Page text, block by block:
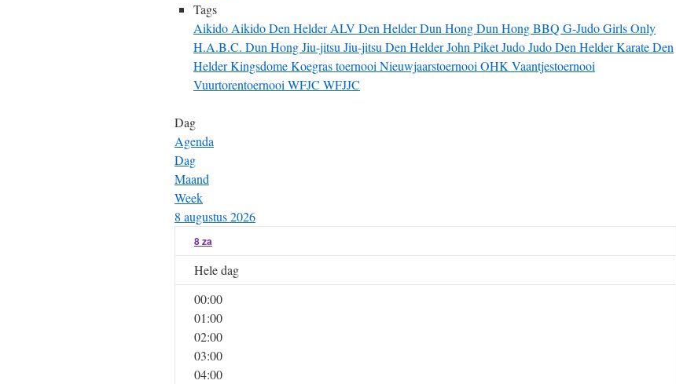
Tags
Aikido Aikido Den HelderALV Den HelderDun HongDun Hong BBQ G-JudoGirls Only
H.A.B.C. Dun HongJiu-jitsu Jiu-jitsu Den HelderJohn PiketJudoJudo Den HelderKarate Den
HelderKingsdomeKoegras toernooi Nieuwjaarstoernooi OHK Vaantjestoernooi
Vuurtorentoernooi WFJC WFJJC
Dag
Agenda
Dag
Maand
Week
8 augustus 2026
8za
Hele dag
00:00
01:00
02:00
03:00
04:00